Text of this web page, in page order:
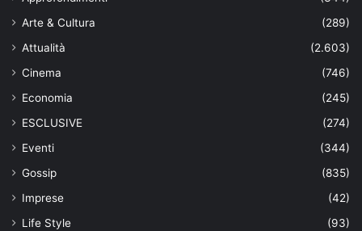
Arte & Cultura
(289)
Attualità
(2.603)
Cinema
(746)
Economia
(245)
ESCLUSIVE
(274)
Eventi
(344)
Gossip
(835)
Imprese
(42)
Life Style
(93)